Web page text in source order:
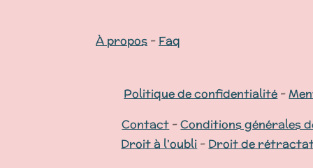
À propos - Faq
Politique de confidentialité -
Contact -Conditions générales
Droit à l'oubli - Droit de